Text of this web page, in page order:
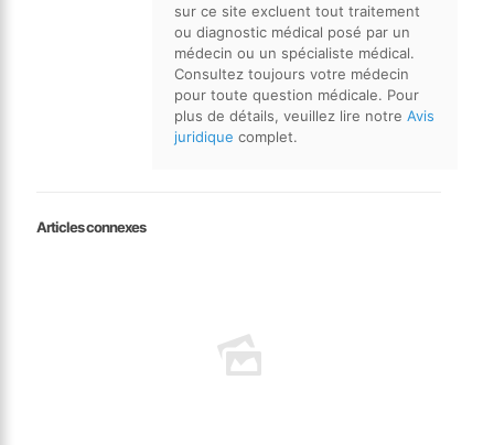
sur ce site excluent tout traitement
ou diagnostic médical posé par un
médecin ou un spécialiste médical.
Consultez toujours votre médecin
pour toute question médicale. Pour
plus de détails, veuillez lire notre Avis
juridique complet.
Articles connexes